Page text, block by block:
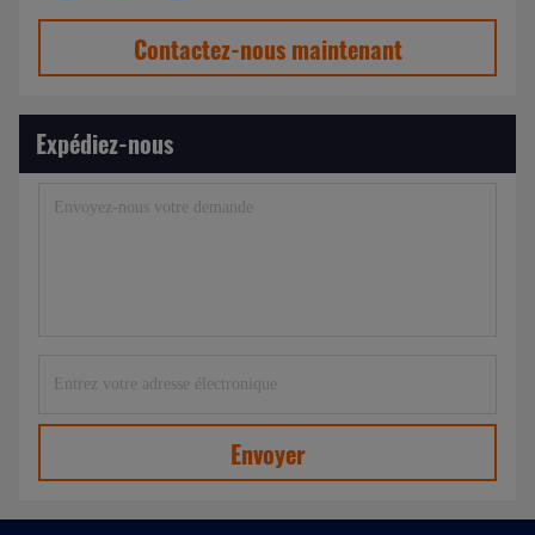
Contactez-nous maintenant
Expédiez-nous
Envoyer